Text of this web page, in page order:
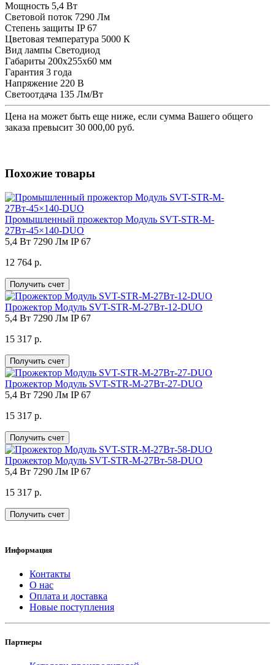
Мощность 5,4 Вт
Световой поток 7290 Лм
Степень защиты IP 67
Цветовая температура 5000 К
Вид лампы Светодиод
Габариты 200х255х60 мм
Гарантия 3 года
Напряжение 220 В
Светоотдача 135 Лм/Вт
Цена на может быть еще ниже, если сумма Вашего общего
заказа превысит 30 000,00 руб.
Похожие товары
Промышленный прожектор Модуль SVT-STR-M-
27Вт-45×140-DUO
5,4 Вт 7290 Лм IP 67
12 764 р.
Получить счет
Прожектор Модуль SVT-STR-M-27Вт-12-DUO
5,4 Вт 7290 Лм IP 67
15 317 р.
Получить счет
Прожектор Модуль SVT-STR-M-27Вт-27-DUO
5,4 Вт 7290 Лм IP 67
15 317 р.
Получить счет
Прожектор Модуль SVT-STR-M-27Вт-58-DUO
5,4 Вт 7290 Лм IP 67
15 317 р.
Получить счет
Информация
Контакты
О нас
Оплата и доставка
Новые поступления
Партнеры